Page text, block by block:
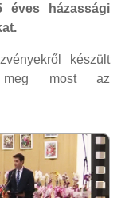
éves házassági
készült
meg most az